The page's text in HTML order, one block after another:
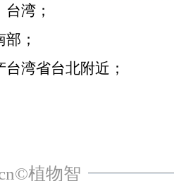
湾；
；
湾省台北附近；
植物智